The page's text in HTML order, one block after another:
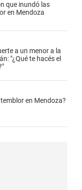
que inundó las
en Mendoza
a un menor a la
"¿Qué te hacés el
en Mendoza?